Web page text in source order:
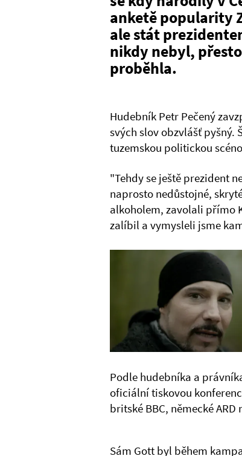
anketě popularity
ale stát
nikdy nebyl,
proběhla.
Hudebník Petr Pečený
svých slov obzvlášť pyšný.
tuzemskou politickou
"Tehdy se ještě prezident
naprosto nedůstojné,
alkoholem, zavolali přímo
zalíbil a vymysleli jsme
Podle hudebníka a
oficiální tiskovou
britské BBC, německé
Sám Gott byl během